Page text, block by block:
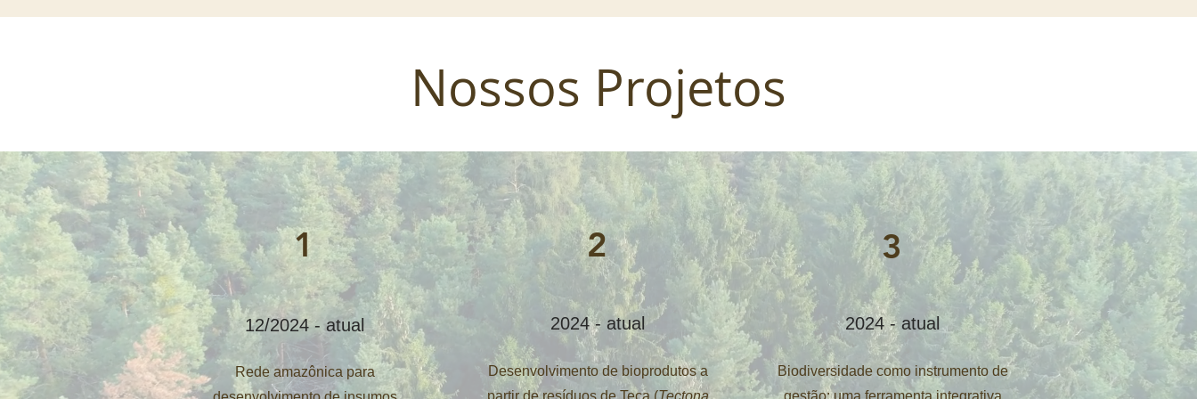
Nossos Projetos
1
12/2024 - atual
Rede amazônica para
2
2024 - atual
Desenvolvimento de bioprodutos a
partir de resíduos de Teca (Tectona
3
2024 - atual
Biodiversidade como instrumento de
gestão: uma ferramenta integrativa